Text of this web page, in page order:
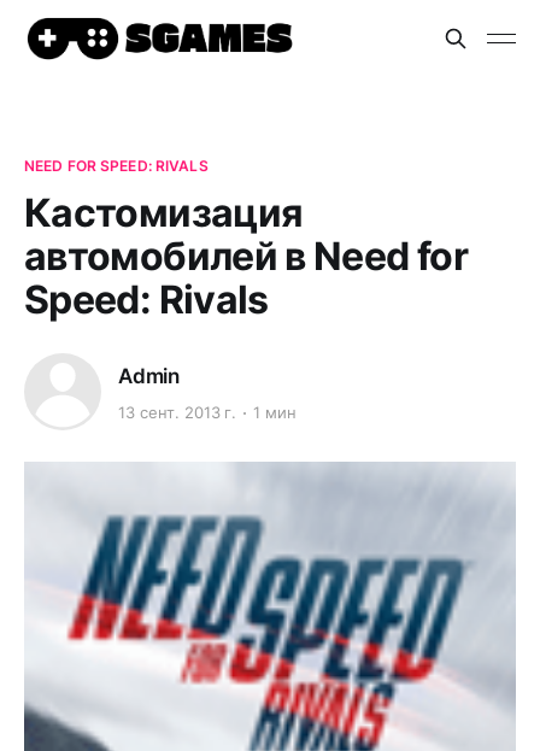
NEED FOR SPEED: RIVALS
Кастомизация
автомобилей в Need for
Speed: Rivals
Admin
13 сент. 2013 г. 1 мин